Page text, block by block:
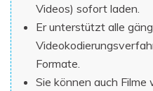
Videos) sofort laden.
Er unterstützt alle
Formate.
Sie können auch Filme